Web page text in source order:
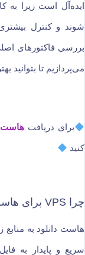
ایده‌آل است زیرا به
شوند و کنترل
می‌پردازیم تا بتوانید
برای دریافت هاست
کنید
چرا VPS برای هاست دانلود؟
هاست دانلود به
سریع و پایدار به